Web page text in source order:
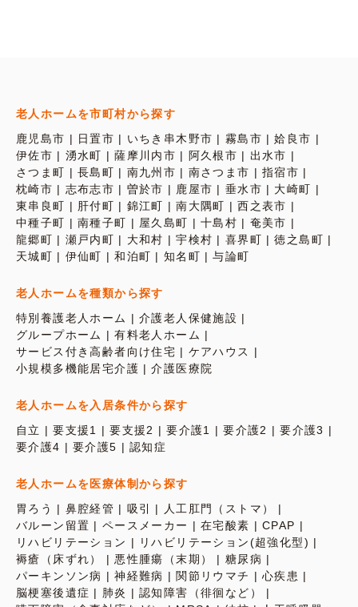
老人ホームを市町村から探す
鹿児島市
日置市 いちき串木野市 霧島市
姶良市
伊佐市
湧水町 薩摩川内市 阿久根市
出水市
さつま町
長島町 南九州市 南さつま市
指宿市
枕崎市
志布志市 曽於市 鹿屋市 垂水市
大崎町
東串良町
肝付町 錦江町 南大隅町
西之表市
中種子町
南種子町 屋久島町 十島村
奄美市
龍郷町
瀬戸内町 大和村 宇検村 喜界町
徳之島町
天城町
伊仙町 和泊町 知名町 与論町
老人ホームを種類から探す
特別養護老人ホーム
介護老人保健施設
グループホーム
有料老人ホーム
サービス付き高齢者向け住宅
ケアハウス
小規模多機能居宅介護
介護医療院
老人ホームを入居条件から探す
自立
要支援1 要支援2 要介護1 要介護2
要介護3
要介護4
要介護5 認知症
老人ホームを医療体制から探す
胃ろう
鼻腔経管 吸引
人工肛門（ストマ）
バルーン留置
ペースメーカー 在宅酸素
CPAP
リハビリテーション
リハビリテーション(超強化型)
褥瘡（床ずれ）
悪性腫瘍（末期）
糖尿病
パーキンソン病
神経難病 関節リウマチ
心疾患
脳梗塞後遺症
肺炎
認知障害（徘徊など）